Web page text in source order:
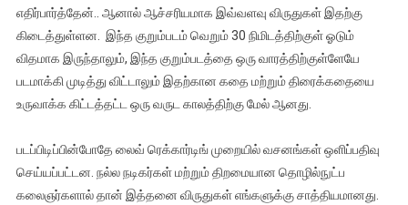
எதிர்பார்த்தேன்.. ஆனால் ஆச்சரியமாக இவ்வளவு விருதுகள் இதற்கு
கிடைத்துள்ளன. இந்த குறும்படம் வெறும் 30 நிமிடத்திற்குள் ஓடும்
விதமாக இருந்தாலும், இந்த குறும்படத்தை ஒரு வாரத்திற்குள்ளேயே
படமாக்கி முடித்து விட்டாலும் இதற்கான கதை மற்றும் திரைக்கதையை
உருவாக்க கிட்டத்தட்ட ஒரு வருட காலத்திற்கு மேல் ஆனது.
படப்பிடிப்பின்போதே லைவ் ரெக்கார்டிங் முறையில் வசனங்கள் ஒளிப்பதிவு
செய்யப்பட்டன. நல்ல நடிகர்கள் மற்றும் திறமையான தொழில்நுட்ப
கலைஞர்களால் தான் இத்தனை விருதுகள் எங்களுக்கு சாத்தியமானது.